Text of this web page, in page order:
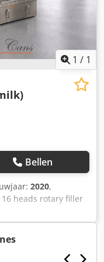
1 / 1
Bellen
2020,
16 heads rotary filler
year: 2020